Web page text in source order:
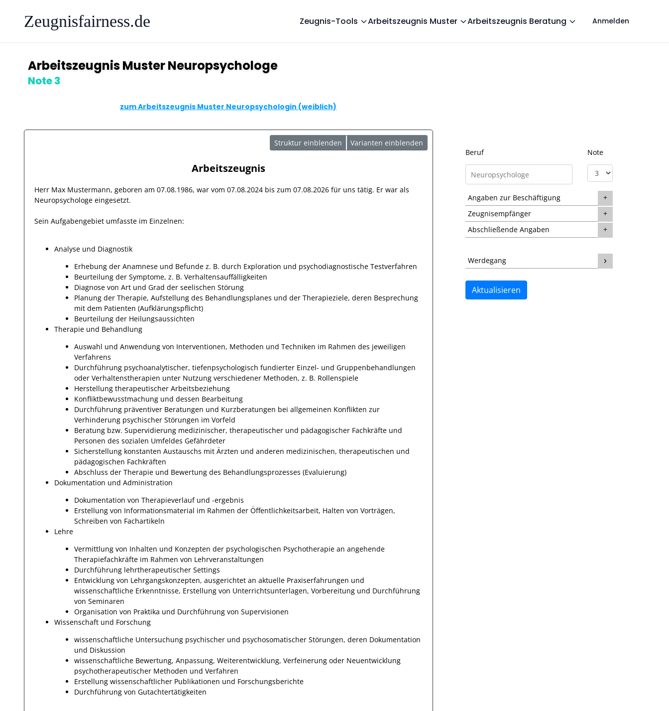
Zeugnisfairness.de Zeugnis-Tools Arbeitszeugnis Muster Arbeitszeugnis Beratung Anmelden
Arbeitszeugnis Muster Neuropsychologe
Note 3
zum Arbeitszeugnis Muster Neuropsychologin (weiblich)
Struktur einblenden Varianten einblenden
Arbeitszeugnis
Herr Max Mustermann, geboren am 07.08.1986, war vom 07.08.2024 bis zum 07.08.2026 für uns tätig. Er war als
Neuropsychologe eingesetzt.
Sein Aufgabengebiet umfasste im Einzelnen:
Analyse und Diagnostik
Erhebung der Anamnese und Befunde z. B. durch Exploration und psychodiagnostische Testverfahren
Beurteilung der Symptome, z. B. Verhaltensauffälligkeiten
Diagnose von Art und Grad der seelischen Störung
Planung der Therapie, Aufstellung des Behandlungsplanes und der Therapieziele, deren Besprechung
mit dem Patienten (Aufklärungspflicht)
Beurteilung der Heilungsaussichten
Therapie und Behandlung
Auswahl und Anwendung von Interventionen, Methoden und Techniken im Rahmen des jeweiligen
Verfahrens
Durchführung psychoanalytischer, tiefenpsychologisch fundierter Einzel- und Gruppenbehandlungen
oder Verhaltenstherapien unter Nutzung verschiedener Methoden, z. B. Rollenspiele
Herstellung therapeutischer Arbeitsbeziehung
Konfliktbewusstmachung und dessen Bearbeitung
Durchführung präventiver Beratungen und Kurzberatungen bei allgemeinen Konflikten zur
Verhinderung psychischer Störungen im Vorfeld
Beratung bzw. Supervidierung medizinischer, therapeutischer und pädagogischer Fachkräfte und
Personen des sozialen Umfeldes Gefährdeter
Sicherstellung konstanten Austauschs mit Ärzten und anderen medizinischen, therapeutischen und
pädagogischen Fachkräften
Abschluss der Therapie und Bewertung des Behandlungsprozesses (Evaluierung)
Dokumentation und Administration
Dokumentation von Therapieverlauf und -ergebnis
Erstellung von Informationsmaterial im Rahmen der Öffentlichkeitsarbeit, Halten von Vorträgen,
Schreiben von Fachartikeln
Lehre
Vermittlung von Inhalten und Konzepten der psychologischen Psychotherapie an angehende
Therapiefachkräfte im Rahmen von Lehrveranstaltungen
Durchführung lehrtherapeutischer Settings
Entwicklung von Lehrgangskonzepten, ausgerichtet an aktuelle Praxiserfahrungen und
wissenschaftliche Erkenntnisse, Erstellung von Unterrichtsunterlagen, Vorbereitung und Durchführung
von Seminaren
Organisation von Praktika und Durchführung von Supervisionen
Wissenschaft und Forschung
wissenschaftliche Untersuchung psychischer und psychosomatischer Störungen, deren Dokumentation
und Diskussion
wissenschaftliche Bewertung, Anpassung, Weiterentwicklung, Verfeinerung oder Neuentwicklung
psychotherapeutischer Methoden und Verfahren
Erstellung wissenschaftlicher Publikationen und Forschungsberichte
Durchführung von Gutachtertätigkeiten
Beruf Note
Angaben zur Beschäftigung
Zeugnisempfänger
Abschließende Angaben
Werdegang
Aktualisieren